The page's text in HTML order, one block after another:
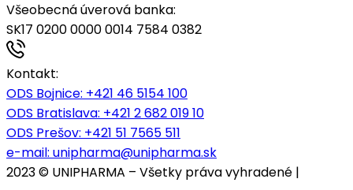
Všeobecná úverová banka:
SK17 0200 0000 0014 7584 0382
Kontakt:
ODS Bojnice: +421 46 5154 100
ODS Bratislava: +421 2 682 019 10
ODS Prešov: +421 51 7565 511
e-mail: unipharma@unipharma.sk
2023 © UNIPHARMA – Všetky práva vyhradené |